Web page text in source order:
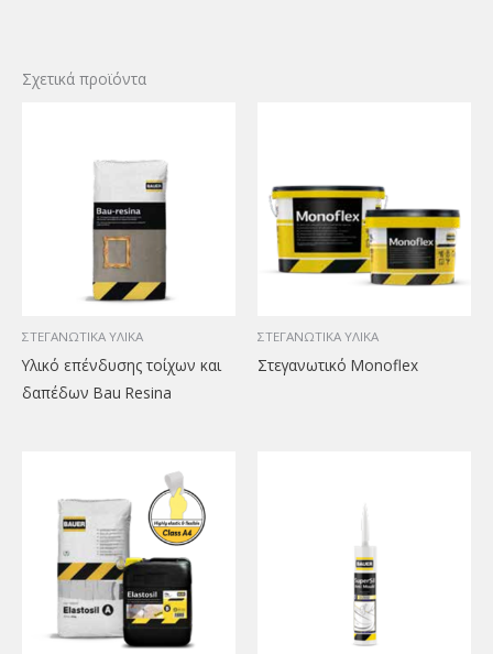
Σχετικά προϊόντα
ΣΤΕΓΑΝΩΤΙΚΑ ΥΛΙΚΑ
Υλικό επένδυσης τοίχων και
δαπέδων Bau Resina
ΣΤΕΓΑΝΩΤΙΚΑ ΥΛΙΚΑ
Στεγανωτικό Monoflex